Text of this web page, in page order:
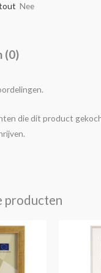
Nee
(0)
die dit product
producten
Dit